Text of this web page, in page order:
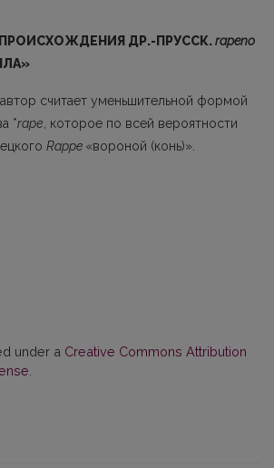
ДР.-ПРУССК.rapeno
»
автор считает уменьшительной формой
*rаре, которое по всей вероятности
Rappe «вороной (конь)».
under a Creative Commons Attribution